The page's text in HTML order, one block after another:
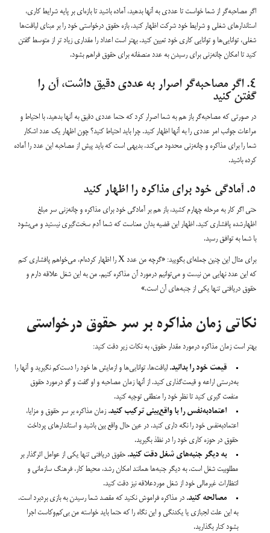
اگر مصاحبه‌گر از شما خواست تا عددی به آنها بدهید، آماده باشید تا بازه‌ای بر پایه شرایط کاری،
استاندارهای شغلی و شرایط خود شرکت اظهار کنید. بازه‌ حقوق درخواستی خود را بر مبنای لیاقت‌ها
شغلی، توانایی‌ها و توانایی کاری خود تعیین کنید. بهتر است اعداد را مقداری زیاد تر از متوسط گفتن
کنید تا امکان چانه‌زنی برای رسیدن به عدد منصفانه برای حقوق فراهم بشود.
۴. اگر مصاحبه‌گر اصرار به عددی دقیق داشت، آن را
گفتن کنید
در صورتی که مصاحبه‌گر باز هم به شما اصرار کرد که حتما عددی دقیق به آنها بدهید، با احتیاط و
مراعات جوانب امر عددی را به آنها اظهار کنید. چرا باید احتیاط کنید؟ چون اظهار یک عدد اشکار
شما را برای مذاکره و چانه‌زنی محدود می‌کند. بدیهی است که باید پیش از مصاحبه این عدد را آماده
کرده باشید.
۵. آمادگی خود برای مذاکره را اظهار کنید
حتی اگر کار به مرحله چهارم کشید، باز هم بر آمادگی خود برای مذاکره و چانه‌زنی سر مبلغ
اظهار‌شده پافشاری کنید. اظهار این قضیه بدان معناست که شما آدم سخت‌گیری نیستید و می‌بشود
با شما به توافق رسید.
برای مثال این چنین جمله‌ای بگویید: «گرچه من عدد X را اظهار کرده‌ام، می‌خواهم پافشاری کنم
که این عدد نهایی من نیست و می‌توانیم درمورد آن مذاکره کنیم. من به این شغل علاقه دارم و
حقوق دریافتی تنها یکی از جنبه‌های آن است.»
نکاتی زمان مذاکره بر سر حقوق درخواستی
بهتر است زمان مذاکره درمورد مقدار حقوق، به نکات زیر دقت کنید:
قیمت خود را بدانید. لیاقت‌ها، توانایی‌ها و ازمایش ها خود را دست‌کم نگیرید و آنها را
به‌درستی اراعه و قیمت‌گذاری کنید. از آنها زمان مصاحبه و او گفت و گو درمورد حقوق
منفعت گیری کنید تا نظر خود را منطقی توجیه کنید.
اعتمادبه‌نفس را با واقع‌بینی ترکیب کنید. زمان مذاکره بر سر حقوق و مزایا،
اعتمادبه‌نفس خود را نگه داری کنید. در عین حال واقع بین باشید و استاندارهای پرداخت
حقوق در حوزه کاری خود را در نظذ بگیرید.
به دیگر جنبه‌های شغل دقت کنید. حقوق دریافتی تنها یکی از عوامل اثرگذار بر
مطلوبیت شغل است. به دیگر جنبه‌ها همانند امکان رشد، محیط کار، فرهنگ سازمانی و
انتظارات غیرمالی خود از شغل موردعلاقه نیز دقت کنید.
مصالحه کنید. در مذاکره فراموش نکنید که مقصد شما رسیدن به بازی بردبرد است.
به این علت لجبازی یا یکدنگی و این نگاه را که حتما باید خواسته من بی‌کم‌وکاست اجرا
بشود کنار بگذارید.